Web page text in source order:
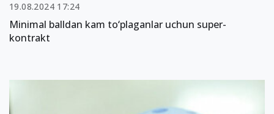
19.08.2024 17:24
Minimal balldan kam to‘plaganlar uchun super-
kontrakt